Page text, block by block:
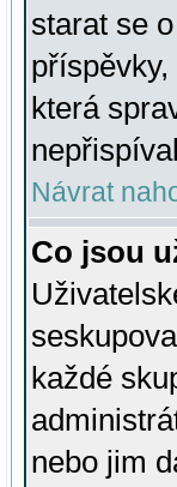
starat se
která
Návrat
Co jsou
každé
nebo jim